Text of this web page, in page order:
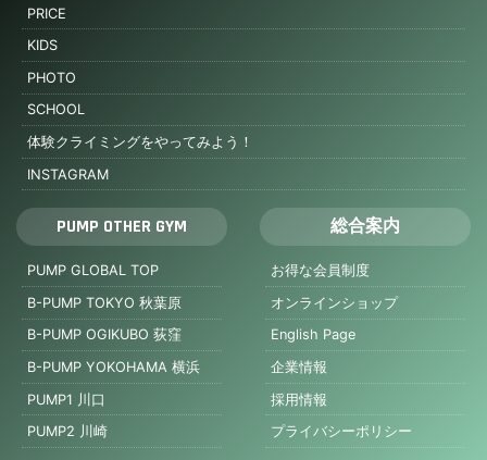
PRICE
KIDS
PHOTO
SCHOOL
体験クライミングをやってみよう！
INSTAGRAM
PUMP OTHER GYM
PUMP GLOBAL TOP
B-PUMP TOKYO 秋葉原
B-PUMP OGIKUBO 荻窪
B-PUMP YOKOHAMA 横浜
PUMP1 川口
PUMP2 川崎
総合案内
お得な会員制度
オンラインショップ
English Page
企業情報
採用情報
プライバシーポリシー